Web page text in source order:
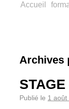
Accueil
Archives
Publié le 1 août